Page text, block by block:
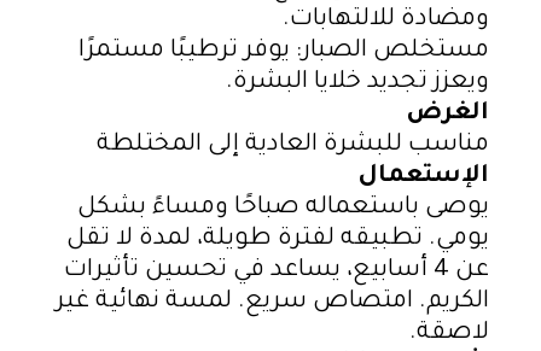
ومضادة للالتهابات.
مستخلص الصبار: يوفر ترطيبًا مستمرًا
ويعزز تجديد خلايا البشرة.
الغرض
مناسب للبشرة العادية إلى المختلطة
الإستعمال
يوصى باستعماله صباحًا ومساءً بشكل
يومي. تطبيقه لفترة طويلة، لمدة لا تقل
عن 4 أسابيع، يساعد في تحسين تأثيرات
الكريم. امتصاص سريع. لمسة نهائية غير
لاصقة.